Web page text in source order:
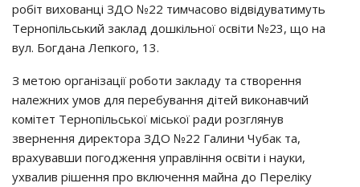
робіт вихованці ЗДО №22 тимчасово відвідуватимуть
Тернопільський заклад дошкільної освіти №23, що на
вул. Богдана Лепкого, 13.
З метою організації роботи закладу та створення
належних умов для перебування дітей виконавчий
комітет Тернопільської міської ради розглянув
звернення директора ЗДО №22 Галини Чубак та,
врахувавши погодження управління освіти і науки,
ухвалив рішення про включення майна до Переліку